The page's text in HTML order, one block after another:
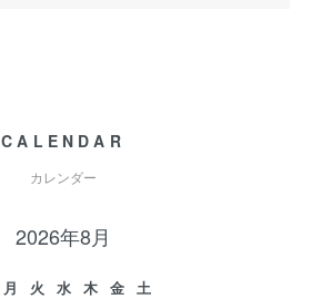
CALENDAR
カレンダー
2026年8月
月 火 水 木 金
土